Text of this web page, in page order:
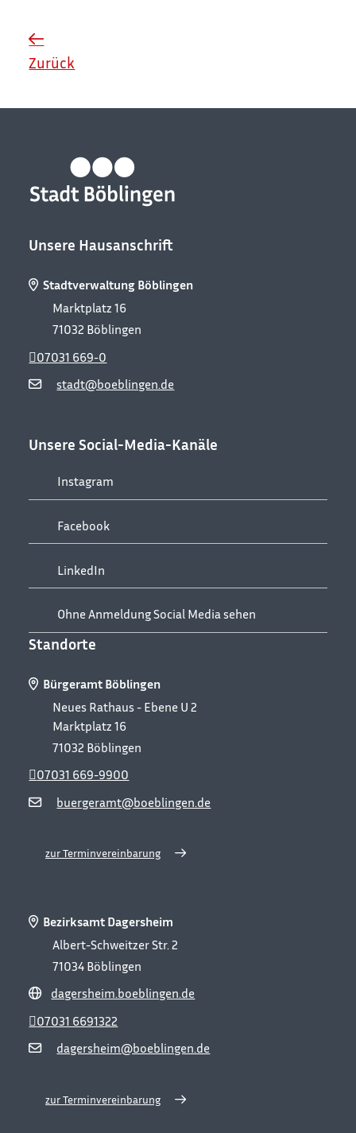
Zurück
Unsere Hausanschrift
Stadtverwaltung Böblingen
Marktplatz 16
71032 Böblingen
stadt@boeblingen.de
07031 669-0
Unsere Social-Media-Kanäle
Instagram
Facebook
LinkedIn
Ohne Anmeldung Social Media sehen
Standorte
Bürgeramt Böblingen
Neues Rathaus - Ebene U 2
Marktplatz 16
71032 Böblingen
buergeramt@boeblingen.de
07031 669-9900
zur Terminvereinbarung
Bezirksamt Dagersheim
Albert-Schweitzer Str. 2
71034 Böblingen
dagersheim.boeblingen.de
dagersheim@boeblingen.de
07031 6691322
zur Terminvereinbarung